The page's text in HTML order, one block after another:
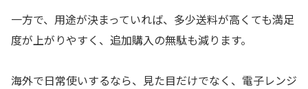
一方で、用途が決まっていれば、多少送料が高くても満足
度が上がりやすく、追加購入の無駄も減ります。
海外で日常使いするなら、見た目だけでなく、電子レンジ